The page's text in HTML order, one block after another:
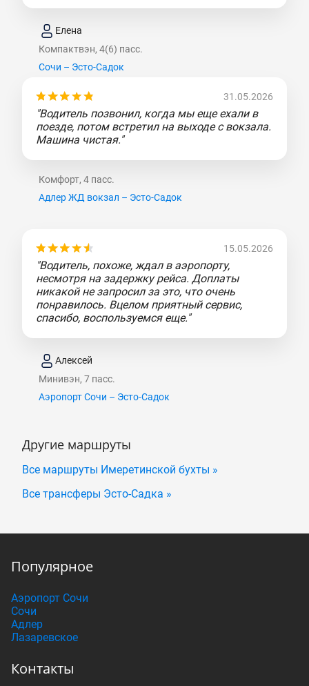
Елена
Компактвэн, 4(6) пасс.
Сочи – Эсто-Садок
31.05.2026
"Водитель позвонил, когда мы еще ехали в
поезде, потом встретил на выходе с вокзала.
Машина чистая."
Комфорт, 4 пасс.
Адлер ЖД вокзал – Эсто-Садок
15.05.2026
"Водитель, похоже, ждал в аэропорту,
несмотря на задержку рейса. Доплаты
никакой не запросил за это, что очень
понравилось. Вцелом приятный сервис,
спасибо, воспользуемся еще."
Алексей
Минивэн, 7 пасс.
Аэропорт Сочи – Эсто-Садок
Другие маршруты
Все маршруты Имеретинской бухты »
Все трансферы Эсто-Садка »
Популярное
Аэропорт Сочи
Сочи
Адлер
Лазаревское
Контакты